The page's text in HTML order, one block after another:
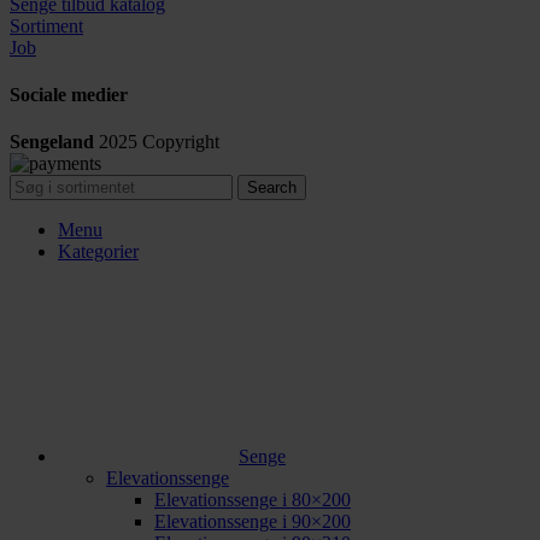
Senge tilbud katalog
Sortiment
Job
Sociale medier
Sengeland 2025 Copyright
Search
Menu
Kategorier
Senge
Elevationssenge
Elevationssenge i 80×200
Elevationssenge i 90×200